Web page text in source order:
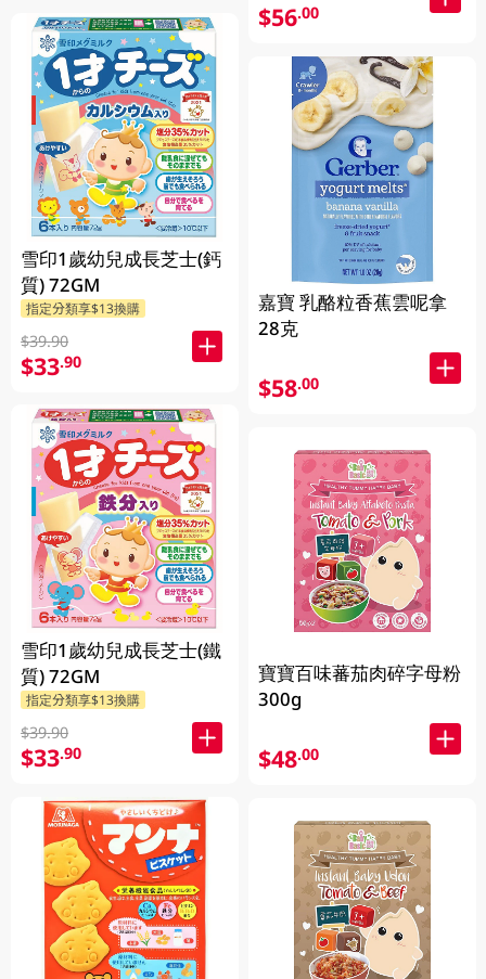
雪印1歲幼兒成長芝士(鈣
質) 72GM
指定分類享$13換購
$39.90
$33.90
雪印1歲幼兒成長芝士(鐵
質) 72GM
指定分類享$13換購
$39.90
$33.90
$56.00
嘉寶 乳酪粒香蕉雲呢拿
28克
$58.00
寶寶百味蕃茄肉碎字母粉
300g
$48.00